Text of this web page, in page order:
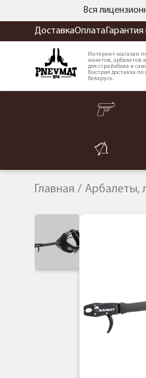
Вся
ДоставкаОплата
Интернет-магазин
макетов, арбалетов
для страйкбола и
Быстрая доставка по
Беларусь.
Главная Арбалеты,